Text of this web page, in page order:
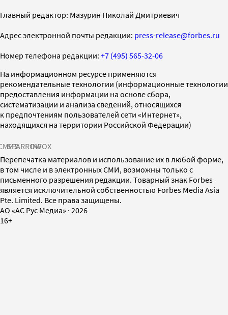
Главный редактор: Мазурин Николай Дмитриевич
Адрес электронной почты редакции: press-release@forbes.ru
Номер телефона редакции: +7 (495) 565-32-06
На информационном ресурсе применяются
рекомендательные технологии (информационные технологии
предоставления информации на основе сбора,
систематизации и анализа сведений, относящихся
к предпочтениям пользователей сети «Интернет»,
находящихся на территории Российской Федерации)
SPARROWINFOX
Перепечатка материалов и использование их в любой форме,
в том числе и в электронных СМИ, возможны только с
письменного разрешения редакции. Товарный знак Forbes
является исключительной собственностью Forbes Media Asia
Pte. Limited. Все права защищены.
AO «АС Рус Медиа» · 2026
16+